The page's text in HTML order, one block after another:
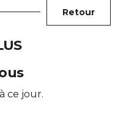
Retour
ce jour.